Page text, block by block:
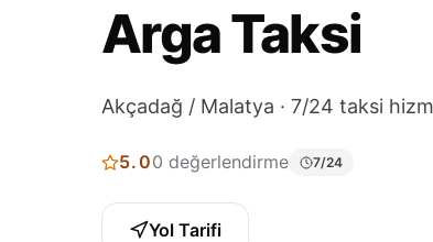
Arga Taksi
Akçadağ / Malatya · 7/24 taksi
5.00 değerlendirme 7/24
Yol Tarifi